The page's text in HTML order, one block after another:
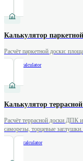
Калькулятор
Расчёт паркетной доски:
parquet-calculator
Калькулятор
Расчёт террасной доски ДПК
саморезы, торцевые
decking-calculator